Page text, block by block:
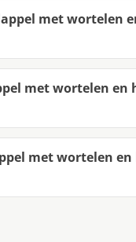
met wortelen
met wortelen en
met wortelen